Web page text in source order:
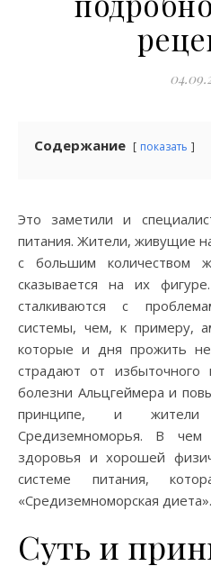
Содержание показать
Это заметили и специалисты в области здорового
питания. Жители, живущие
с большим количеством
сказывается на их
сталкиваются с
системы, чем, к примеру,
которые и дня прожить
страдают от избыточного
болезни Альцгеймера и
принципе, и
Средиземноморья. В чем
здоровья и хорошей
системе питания,
«Средиземноморская диета».
Суть и